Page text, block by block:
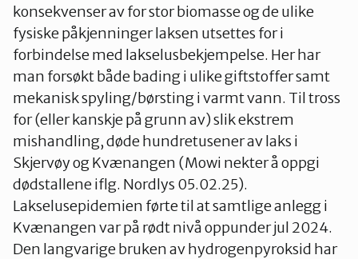
konsekvenser av for stor biomasse og de ulike
fysiske påkjenninger laksen utsettes for i
forbindelse med lakselusbekjempelse. Her har
man forsøkt både bading i ulike giftstoffer samt
mekanisk spyling/børsting i varmt vann. Til tross
for (eller kanskje på grunn av) slik ekstrem
mishandling, døde hundretusener av laks i
Skjervøy og Kvænangen (Mowi nekter å oppgi
dødstallene iflg. Nordlys 05.02.25).
Lakselusepidemien førte til at samtlige anlegg i
Kvænangen var på rødt nivå oppunder jul 2024.
Den langvarige bruken av hydrogenpyroksid har